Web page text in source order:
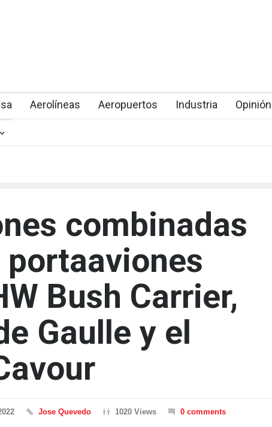
Aerolíneas Aeropuertos Industria Opinión
combinadas
Bush Carrier,
Gaulle y el
Jose Quevedo 1020 Views 0 comments